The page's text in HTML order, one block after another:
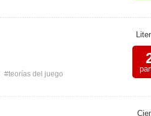
#teorías del juego